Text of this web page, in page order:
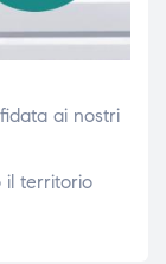
ai nostri
territorio